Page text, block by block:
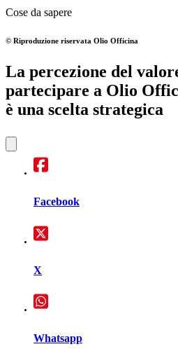
Cose da sapere
© Riproduzione riservata Olio Officina
La percezione del
partecipare a Olio
è una scelta strategica
Facebook
X
Whatsapp